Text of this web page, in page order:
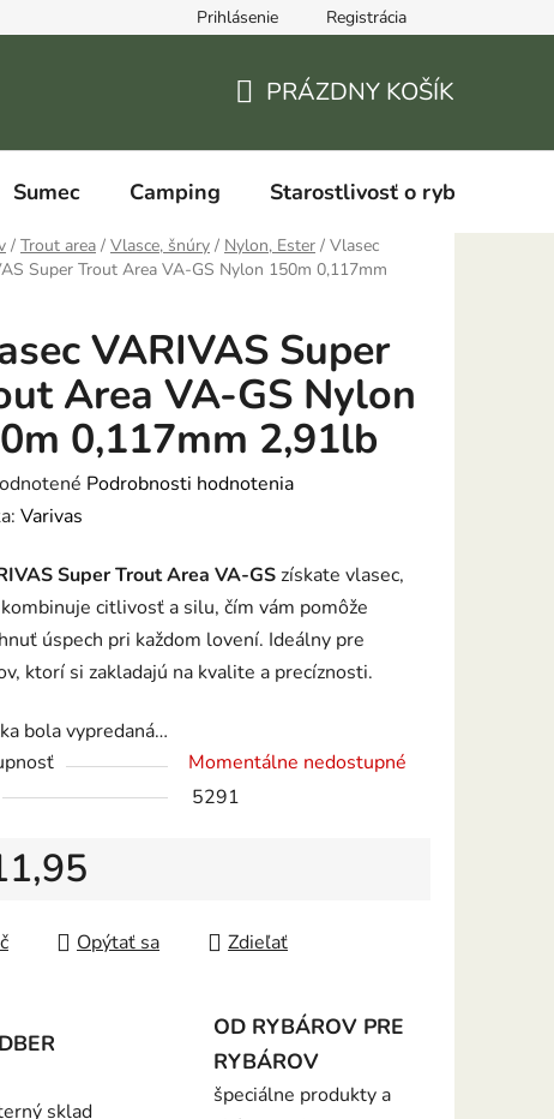
Prihlásenie Registrácia
KOŠÍK
PRÁZDNY KOŠÍK
Sumec Camping Starostlivosť o ryby
/ Trout area / Vlasce, šnúry / Nylon, Ester / Vlasec
Super Trout Area VA-GS Nylon 150m 0,117mm
VARIVAS Super
Area VA-GS Nylon
0,117mm 2,91lb
Podrobnosti hodnotenia
Varivas
Super Trout Area VA-GSzískate vlasec,
citlivosť a silu, čím vám pomôže
úspech pri každom lovení. Ideálny pre
ktorí si zakladajú na kvalite a precíznosti.
bola vypredaná…
Momentálne nedostupné
5291
Opýtať sa Zdieľať
sklad
OD RYBÁROV PRE
RYBÁROV
špeciálne produkty a